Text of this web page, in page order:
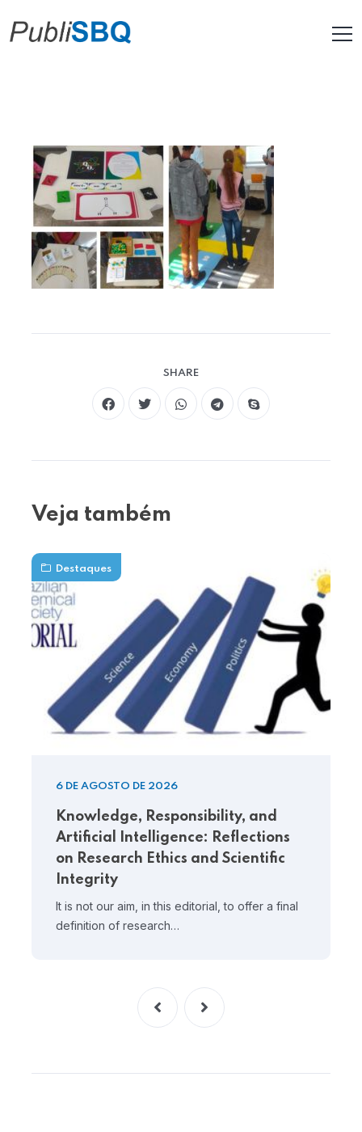
SHARE
Veja também
Destaques
6 DE AGOSTO DE 2026
Knowledge, Responsibility, and
Artificial Intelligence: Reflections
on Research Ethics and Scientific
Integrity
It is not our aim, in this editorial, to offer a final
definition of research…